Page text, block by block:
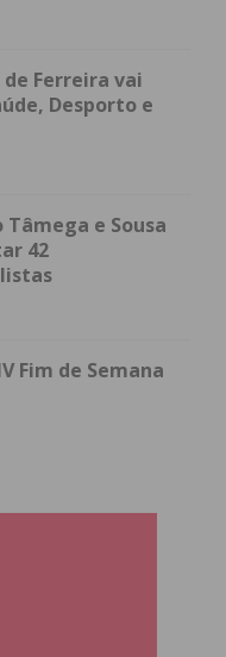
de Ferreira vai
Desporto e
e Sousa
42
Fim de Semana